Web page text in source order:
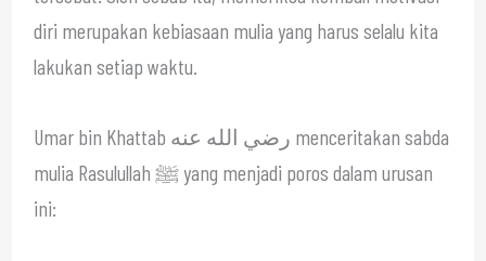
diri merupakan kebiasaan mulia yang harus selalu kita
lakukan setiap waktu.
Umar bin Khattab رضي الله عنه menceritakan sabda
mulia Rasulullah ﷺ yang menjadi poros dalam urusan
ini: